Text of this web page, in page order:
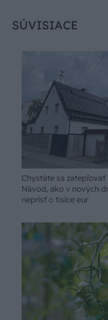
SÚVISIACE
Chystáte sa
Návod, ako v nových
neprísť o tisíce eur